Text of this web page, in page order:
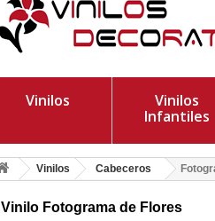
Vinilos
Vinilos
Infantiles
Vinilos Cabeceros
Vinilo Fotograma de Flores